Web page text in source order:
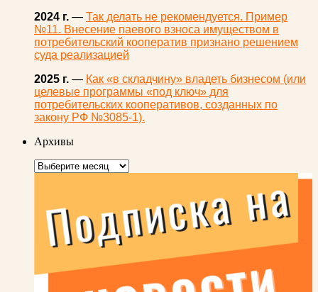
2024 г. — Так делать не рекомендуется. Пример
№11. Внесение паевого взноса имуществом в
потребительский кооператив признано решением
суда реализацией
2025 г. — Как «в складчину» владеть бизнесом (или
целевые программы «под ключ» для
потребительских кооперативов, созданных по
закону РФ №3085-1).
Архивы
Архивы